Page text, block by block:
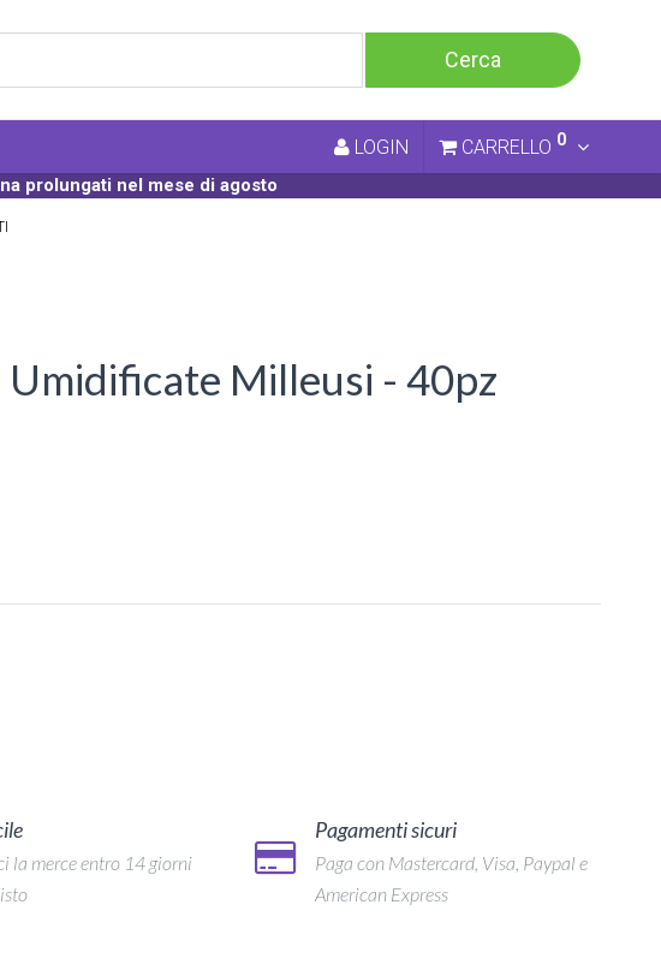
LOGIN CARRELLO 0
prolungati nel mese di agosto
Umidificate Milleusi - 40pz
la merce entro 14 giorni
Pagamenti sicuri
Paga con Mastercard, Visa, Paypal e
American Express